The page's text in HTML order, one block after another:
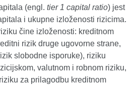
(engl. tier 1 capital ratio) jest
i ukupne izloženosti rizicima.
čine izloženosti: kreditnom
rizik druge ugovorne strane,
slobodne isporuke), riziku
valutnom i robnom riziku,
za prilagodbu kreditnom